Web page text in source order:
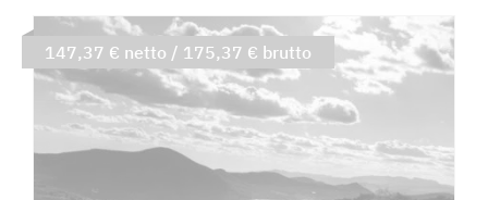
147,37 € netto / 175,37 € brutto